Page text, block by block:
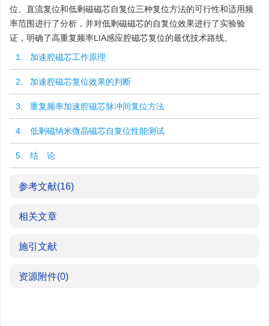
位、直流复位和低剩磁磁芯自复位三种复位方法的可行性和适用频
率范围进行了分析，并对低剩磁磁芯的自复位效果进行了实验验
证，明确了高重复频率LIA感应腔磁芯复位的最优技术路线。
1. 加速腔磁芯工作原理
2. 加速腔磁芯复位效果的判断
3. 重复频率加速腔磁芯脉冲间复位方法
4. 低剩磁纳米微晶磁芯自复位性能测试
5. 结 论
参考文献(16)
相关文章
施引文献
资源附件(0)